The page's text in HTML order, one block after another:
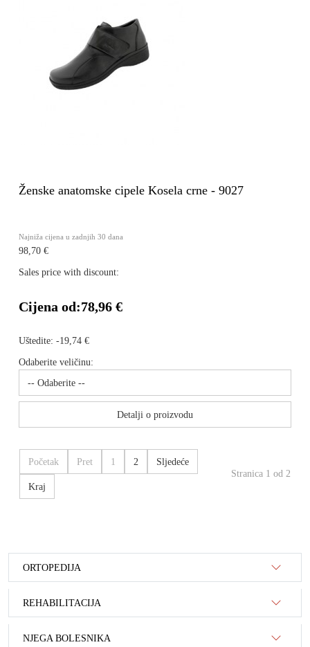
Ženske anatomske cipele Kosela crne - 9027
Najniža cijena u zadnjih 30 dana
98,70 €
Sales price with discount:
Cijena od:78,96 €
Uštedite: -19,74 €
Odaberite veličinu:
Detalji o proizvodu
Početak Pret 1 2 Sljedeće
Kraj
Stranica 1 od 2
ORTOPEDIJA
REHABILITACIJA
NJEGA BOLESNIKA